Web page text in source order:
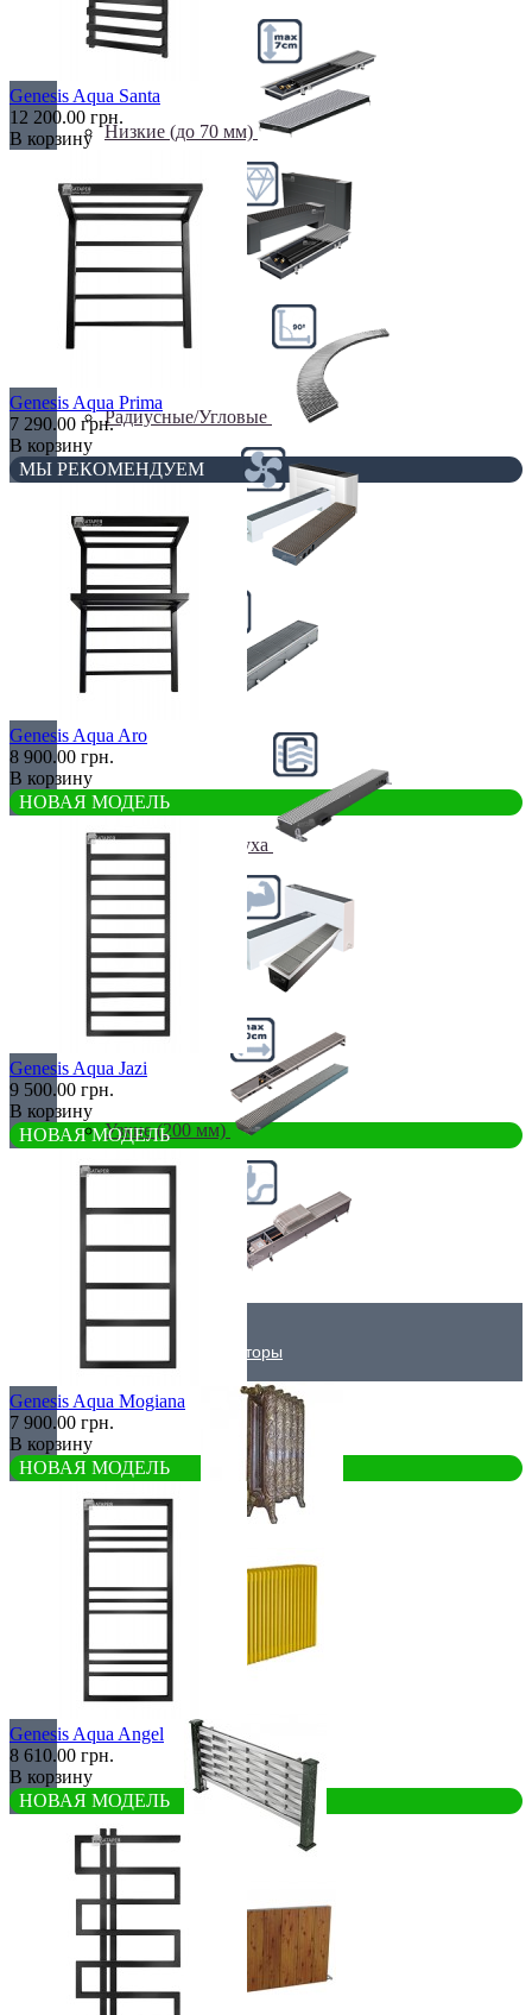
Низкие (до 70 мм)
Премиум класс
Радиусные/Угловые
С вентилятором
С притоком воздуха
Самые мощные
Узкие (200 мм)
Дизайнерские радиаторы
Из камня
Genesis Aqua Santa
12 200.00 грн.
В корзину
Genesis Aqua Prima
7 290.00 грн.
В корзину
МЫ РЕКОМЕНДУЕМ
Genesis Aqua Aro
8 900.00 грн.
В корзину
НОВАЯ МОДЕЛЬ
Genesis Aqua Jazi
9 500.00 грн.
В корзину
НОВАЯ МОДЕЛЬ
Genesis Aqua Mogiana
7 900.00 грн.
В корзину
НОВАЯ МОДЕЛЬ
Genesis Aqua Angel
8 610.00 грн.
В корзину
НОВАЯ МОДЕЛЬ